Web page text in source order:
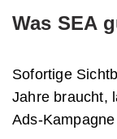
Was SEA
Sofortige
Jahre braucht,
Ads-